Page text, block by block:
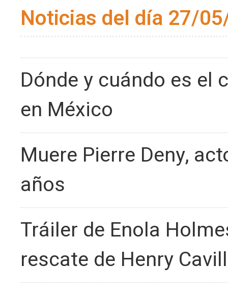
Noticias del día 27/
Dónde y cuándo es el
en México
Muere Pierre Deny,
años
Tráiler de Enola
rescate de Henry Cavill